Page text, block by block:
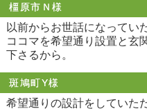
橿原市Ｎ様
以前からお世話になってい
ココマを希望通り設置と玄
下さるから。
斑鳩町Y様
希望通りの設計をしていた